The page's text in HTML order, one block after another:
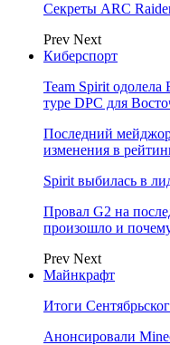
Секреты ARC
Prev Next
Киберспорт
Team Spirit одолела
туре DPC для
Последний
изменения в
Spirit выбилась в
Провал G2 на
произошло и
Prev Next
Майнкрафт
Итоги
Анонсировали